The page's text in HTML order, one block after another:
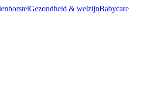
Gezondheid & welzijnBabycare